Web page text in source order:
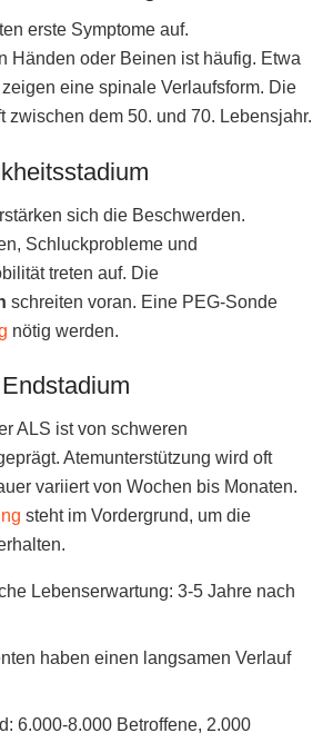
erste Symptome auf.
Händen oder Beinen ist häufig. Etwa
eine spinale Verlaufsform. Die
zwischen dem 50. und 70. Lebensjahr.
sich die Beschwerden.
Schluckprobleme und
treten auf. Die
schreiten voran. Eine PEG-Sonde
nötig werden.
ALS ist von schweren
Atemunterstützung wird oft
variiert von Wochen bis Monaten.
steht im Vordergrund, um die
Lebenserwartung: 3-5 Jahre nach
haben einen langsamen Verlauf
6.000-8.000 Betroffene, 2.000